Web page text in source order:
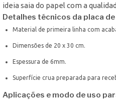
ideia saia do papel com a
Detalhes técnicos da placa de
Material de primeira linha com
Dimensões de 20 x 30 cm.
Espessura de 6mm.
Superfície crua preparada para
Aplicações e modo de uso